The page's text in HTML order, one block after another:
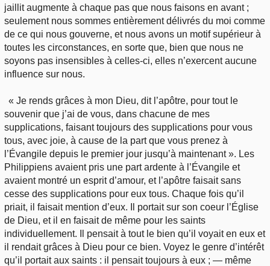
jaillit augmente à chaque pas que nous faisons en avant ;
seulement nous sommes entièrement délivrés du moi comme
de ce qui nous gouverne, et nous avons un motif supérieur à
toutes les circonstances, en sorte que, bien que nous ne
soyons pas insensibles à celles-ci, elles n’exercent aucune
influence sur nous.
« Je rends grâces à mon Dieu, dit l’apôtre, pour tout le
souvenir que j’ai de vous, dans chacune de mes
supplications, faisant toujours des supplications pour vous
tous, avec joie, à cause de la part que vous prenez à
l’Évangile depuis le premier jour jusqu’à maintenant ». Les
Philippiens avaient pris une part ardente à l’Évangile et
avaient montré un esprit d’amour, et l’apôtre faisait sans
cesse des supplications pour eux tous. Chaque fois qu’il
priait, il faisait mention d’eux. Il portait sur son coeur l’Église
de Dieu, et il en faisait de même pour les saints
individuellement. Il pensait à tout le bien qu’il voyait en eux et
il rendait grâces à Dieu pour ce bien. Voyez le genre d’intérêt
qu’il portait aux saints : il pensait toujours à eux ; — même